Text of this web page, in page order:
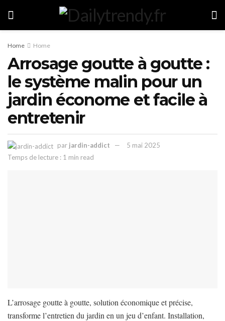
Home Home
Arrosage goutte à goutte :
le système malin pour un
jardin économe et facile à
entretenir
par jardin-addict
5 mai 2025
Temps de lecture : 1 min read
L’arrosage goutte à goutte, solution économique et précise,
transforme l’entretien du jardin en un jeu d’enfant. Installation,